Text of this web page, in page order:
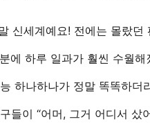
신세계예요! 전에는 몰랐던
에 하루 일과가 훨씬 수월해
하나하나가 정말 똑똑하더
들이 “어머, 그거 어디서 샀